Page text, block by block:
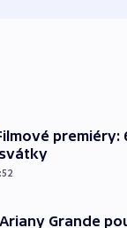
premiéry:
Grande